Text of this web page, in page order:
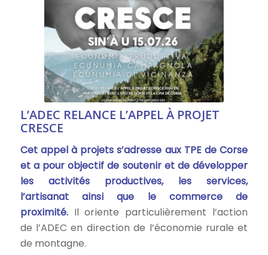
L’ADEC RELANCE L’APPEL À PROJET
CRESCE
Cet appel à projets s’adresse aux TPE de Corse
et a pour objectif de soutenir et de développer
les activités productives, les services,
l’artisanat ainsi que le commerce de
proximité.Il oriente particulièrement l’action
de l’ADEC en direction de l’économie rurale et
de montagne.